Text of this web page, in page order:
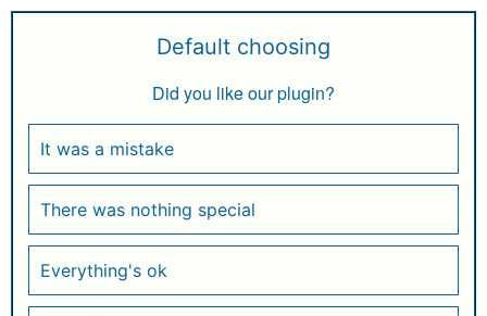
Default choosing
Did you like our plugin?
It was a mistake
There was nothing special
Everything's ok